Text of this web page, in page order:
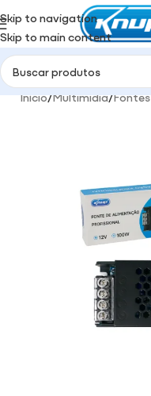
Skip to navigation
Skip to main content
Início/Multimidia/Fontes